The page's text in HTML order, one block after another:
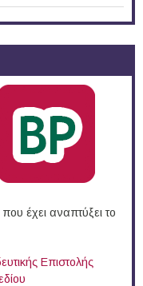
που έχει αναπτύξει το
Επιστολής